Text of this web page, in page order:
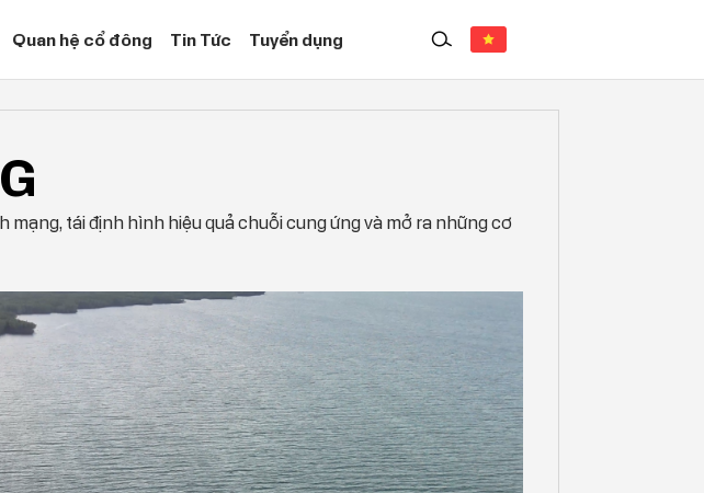
Quan hệ cổ đông Tin Tức Tuyển dụng
mạng, tái định hình hiệu quả chuỗi cung ứng và mở ra những cơ